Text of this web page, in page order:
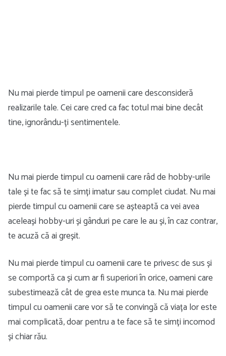
Nu mai pierde timpul pe oamenii care desconsideră
realizarile tale. Cei care cred ca fac totul mai bine decât
tine, ignorându-ți sentimentele.
Nu mai pierde timpul cu oamenii care râd de hobby-urile
tale și te fac să te simți imatur sau complet ciudat. Nu mai
pierde timpul cu oamenii care se așteaptă ca vei avea
aceleași hobby-uri și gânduri pe care le au și, în caz contrar,
te acuză că ai greșit.
Nu mai pierde timpul cu oamenii care te privesc de sus și
se comportă ca și cum ar fi superiori în orice, oameni care
subestimează cât de grea este munca ta. Nu mai pierde
timpul cu oamenii care vor să te convingă că viața lor este
mai complicată, doar pentru a te face să te simți incomod
și chiar rău.